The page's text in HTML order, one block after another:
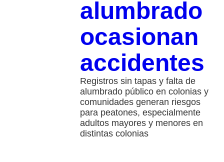
alumbrado
ocasionan
accidentes
Registros sin tapas y falta de
alumbrado público en colonias y
comunidades generan riesgos
para peatones, especialmente
adultos mayores y menores en
distintas colonias